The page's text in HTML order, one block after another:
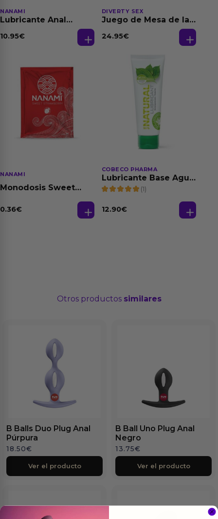
NANAMI
Lubricante Anal
Dilatación Base Agua
10.95€
DIVERTY SEX
Juego de Mesa de las
24.95€
NANAMI
Monodosis Sweet
0.36€
COBECO PHARMA
Lubricante Base Agua
100% Natural 125 ml
(1)
12.90€
Otros productos similares
B Balls Duo Plug Anal
Púrpura
18.50€
Ver el producto
B Ball Uno Plug Anal
Negro
13.75€
Ver el producto